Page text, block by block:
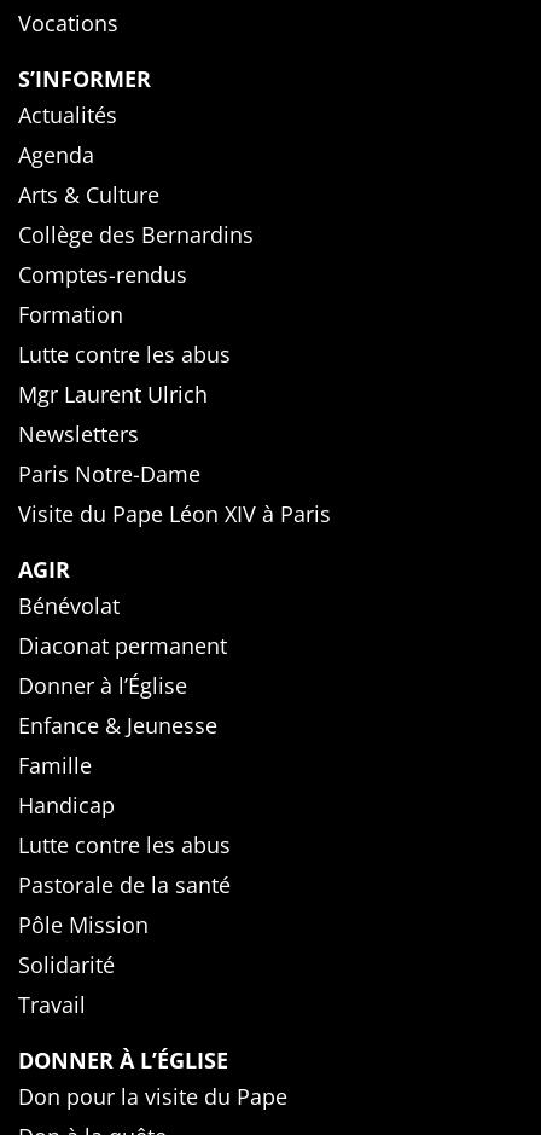
Vocations
S’INFORMER
Actualités
Agenda
Arts & Culture
Collège des Bernardins
Comptes-rendus
Formation
Lutte contre les abus
Mgr Laurent Ulrich
Newsletters
Paris Notre-Dame
Visite du Pape Léon XIV à Paris
AGIR
Bénévolat
Diaconat permanent
Donner à l’Église
Enfance & Jeunesse
Famille
Handicap
Lutte contre les abus
Pastorale de la santé
Pôle Mission
Solidarité
Travail
DONNER À L’ÉGLISE
Don pour la visite du Pape